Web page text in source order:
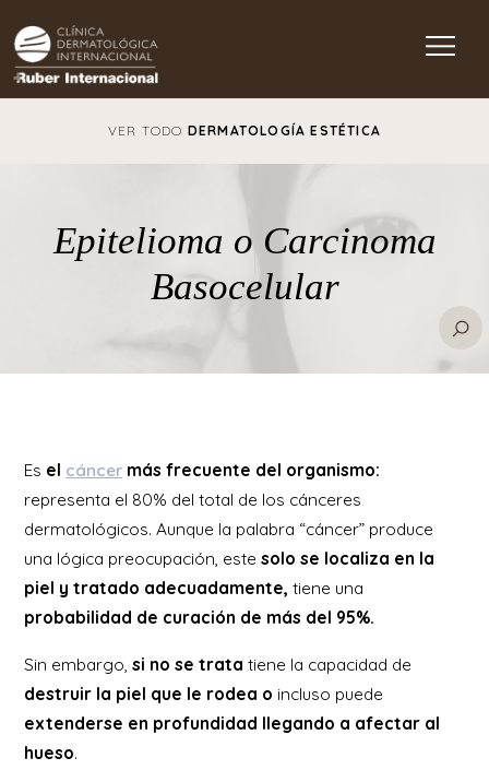
Main Navigation
VER TODO DERMATOLOGÍA ESTÉTICA
Epitelioma o Carcinoma
Basocelular
Es el cáncer más frecuente del organismo:
representa el 80% del total de los cánceres
dermatológicos. Aunque la palabra “cáncer” produce
una lógica preocupación, estesolo se localiza en la
piel y tratado adecuadamente, tiene una
probabilidad de curación de más del 95%.
Sin embargo,si no se trata tiene la capacidad de
destruir la piel que le rodea o incluso puede
extenderse en profundidad llegando a afectar al
hueso.